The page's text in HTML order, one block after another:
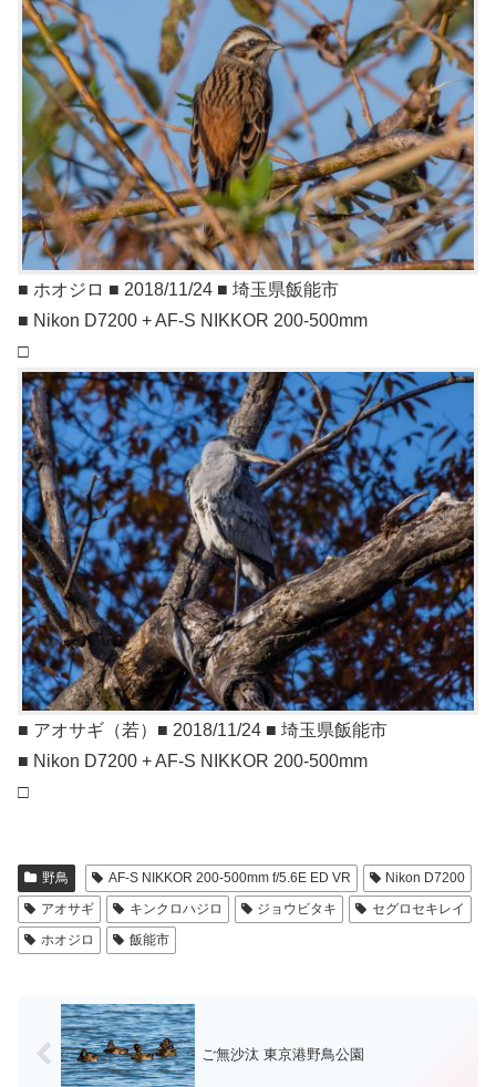
■ ホオジロ ■ 2018/11/24 ■ 埼玉県飯能市
■ Nikon D7200 + AF-S NIKKOR 200-500mm
□
■ アオサギ（若）■ 2018/11/24 ■ 埼玉県飯能市
■ Nikon D7200 + AF-S NIKKOR 200-500mm
□
野鳥 AF-S NIKKOR 200-500mm f/5.6E ED VR
Nikon D7200
アオサギ
キンクロハジロ ジョウビタキ
セグロセキレイ
ホオジロ
飯能市
ご無沙汰 東京港野鳥公園